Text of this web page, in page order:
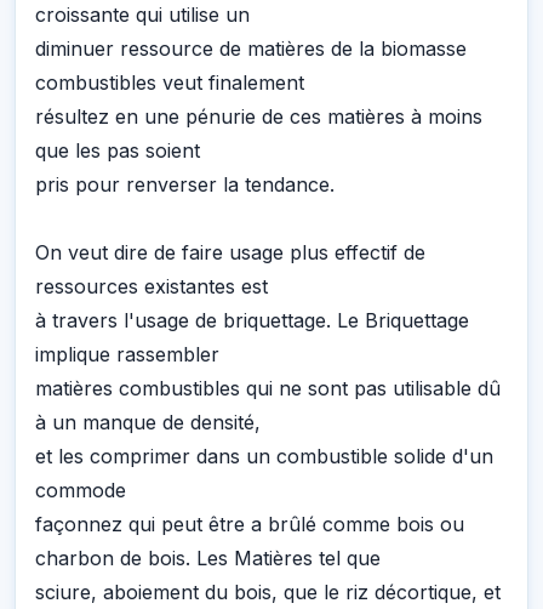
croissante qui utilise un
diminuer ressource de matières de la biomasse
combustibles veut finalement
résultez en une pénurie de ces matières à moins
que les pas soient
pris pour renverser la tendance.
On veut dire de faire usage plus effectif de
ressources existantes est
à travers l'usage de briquettage. Le Briquettage
implique rassembler
matières combustibles qui ne sont pas utilisable dû
à un manque de densité,
et les comprimer dans un combustible solide d'un
commode
façonnez qui peut être a brûlé comme bois ou
charbon de bois. Les Matières tel que
sciure, aboiement du bois, que le riz décortique, et